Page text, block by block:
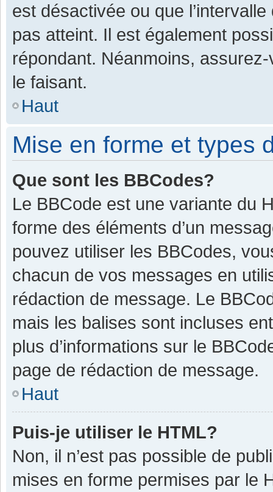
est désactivée ou que
pas atteint. Il est également
répondant. Néanmoins,
le faisant.
Haut
Mise en forme et types
Que sont les BBCodes?
Le BBCode est une variante du
forme des éléments d’un
pouvez utiliser les BBCodes,
chacun de vos messages en
rédaction de message. Le
mais les balises sont incluses
plus d’informations sur le
page de rédaction de message.
Haut
Puis-je utiliser le HTML?
Non, il n’est pas possible de
mises en forme permises par le